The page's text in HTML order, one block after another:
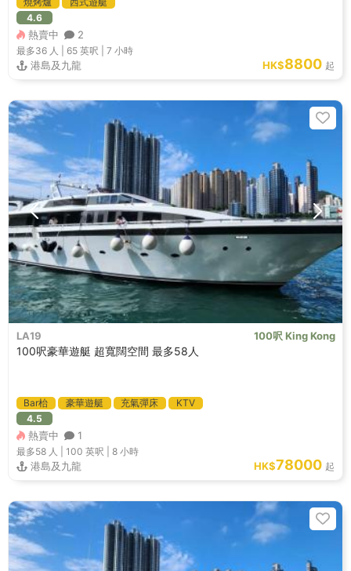
4.6
熱賣中 2
最多36人 | 65 英呎 7 小時
港島及九龍 HK$8800 起
LA19 100呎 King Kong
100呎豪華遊艇 超寬闊空間 最多58人
Bar枱 豪華遊艇 充氣彈床
KTV
4.5
熱賣中 1
最多58人 | 100 英呎 8 小時
港島及九龍 HK$78000 起